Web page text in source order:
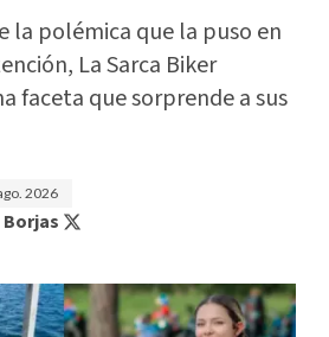
la polémica que la puso en
La Sarca Biker
faceta que sorprende a sus
2026